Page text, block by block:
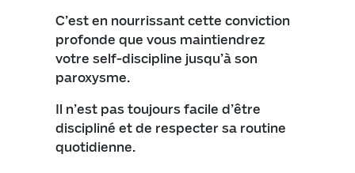
C’est en nourrissant cette conviction
profonde que vous maintiendrez
votre self-discipline jusqu’à son
paroxysme.
Il n’est pas toujours facile d’être
discipliné et de respecter sa routine
quotidienne.